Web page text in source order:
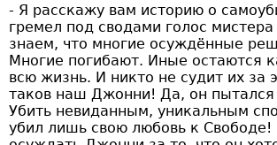
- Я расскажу вам историю о
гремел под сводами голос
знаем, что многие осуждённые
Многие погибают. Иные остаются
всю жизнь. И никто не судит их за
таков наш Джонни! Да, он пытался
Убить невиданным, уникальным
убил лишь свою любовь к